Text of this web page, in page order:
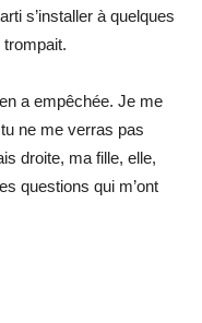
s’installer à quelques
trompait.
a empêchée. Je me
ne me verras pas
droite, ma fille, elle,
questions qui m’ont